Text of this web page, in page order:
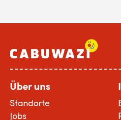
Über uns
Standorte
Jobs